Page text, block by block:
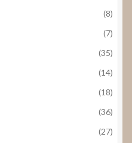
(8)
(7)
(35)
(14)
(18)
(36)
(27)